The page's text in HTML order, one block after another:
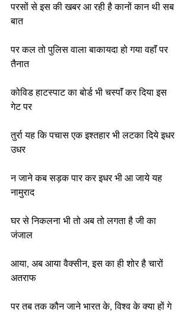
परसों से इस की खबर आ रही है कानों कान थी सब
बात
पर कल तो पुलिस वाला बाकायदा हो गया वहाॅं पर
तैनात
कोविड हाटस्पाट का बोर्ड भी चस्पाॅं कर दिया इस
गेट पर
तुर्रा यह कि पचास एक इश्तहार भी लटका दिये इधर
उधर
न जाने कब सड़क पार कर इधर भी आ जाये यह
नामुराद
घर से निकलना भी तो अब तो लगता है जी का
जंजाल
आया, अब आया वैक्सीन, इस का ही शोर है चारों
अतराफ
पर तब तक कौन जाने भारत के, विश्व के क्या हों गे